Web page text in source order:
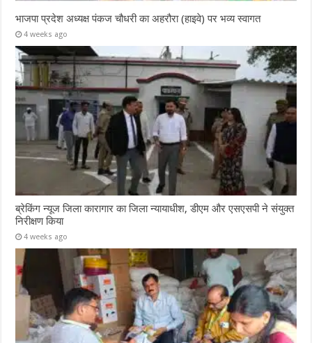
भाजपा प्रदेश अध्यक्ष पंकज चौधरी का अहरौरा (हाइवे) पर भव्य स्वागत
4 weeks ago
ब्रेकिंग न्यूज जिला कारागार का जिला न्यायाधीश, डीएम और एसएसपी ने संयुक्त
निरीक्षण किया
4 weeks ago